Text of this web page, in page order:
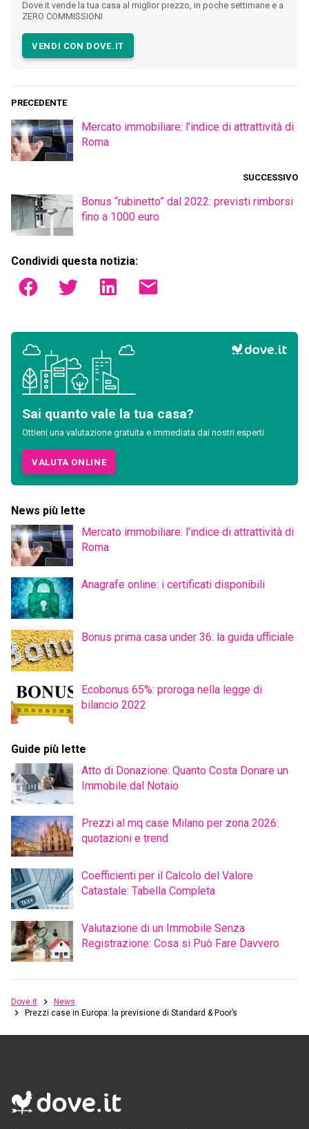
Dove.it vende la tua casa al miglior prezzo, in poche settimane e a
ZERO COMMISSIONI
VENDI CON DOVE.IT
PRECEDENTE
Mercato immobiliare: l’indice di attrattività di
Roma
SUCCESSIVO
Bonus “rubinetto” dal 2022: previsti rimborsi
fino a 1000 euro
Condividi questa notizia:
Sai quanto vale la tua casa?
Ottieni una valutazione gratuita e immediata dai nostri esperti
VALUTA ONLINE
News più lette
Mercato immobiliare: l’indice di attrattività di
Roma
Anagrafe online: i certificati disponibili
Bonus prima casa under 36: la guida ufficiale
Ecobonus 65%: proroga nella legge di
bilancio 2022
Guide più lette
Atto di Donazione: Quanto Costa Donare un
Immobile dal Notaio
Prezzi al mq case Milano per zona 2026:
quotazioni e trend
Coefficienti per il Calcolo del Valore
Catastale: Tabella Completa
Valutazione di un Immobile Senza
Registrazione: Cosa si Può Fare Davvero
Dove.it
News
Prezzi case in Europa: la previsione di Standard & Poor’s